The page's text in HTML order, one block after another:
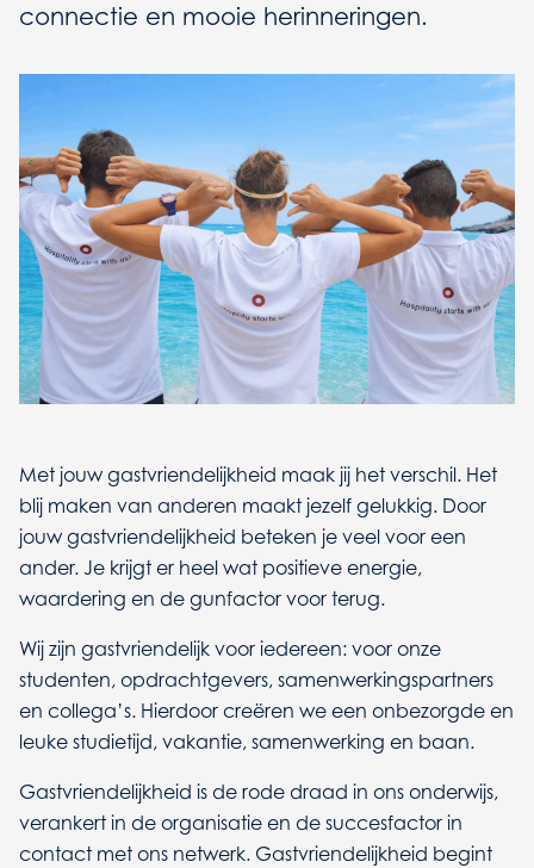
connectie en mooie herinneringen.
Met jouw gastvriendelijkheid maak jij het verschil. Het
blij maken van anderen maakt jezelf gelukkig. Door
jouw gastvriendelijkheid beteken je veel voor een
ander. Je krijgt er heel wat positieve energie,
waardering en de gunfactor voor terug.
Wij zijn gastvriendelijk voor iedereen: voor onze
studenten, opdrachtgevers, samenwerkingspartners
en collega’s. Hierdoor creëren we een onbezorgde en
leuke studietijd, vakantie, samenwerking en baan.
Gastvriendelijkheid is de rode draad in ons onderwijs,
verankert in de organisatie en de succesfactor in
contact met ons netwerk. Gastvriendelijkheid begint